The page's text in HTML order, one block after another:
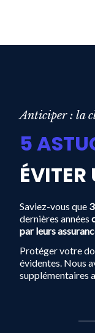
Anticiper : la
5
Saviez-vous que
dernières années
par leurs
Protéger votre
évidentes. Nous
supplémentaires